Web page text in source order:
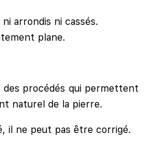
arrondis ni cassés.
plane.
des procédés qui permettent
naturel de la pierre.
il ne peut pas être corrigé.